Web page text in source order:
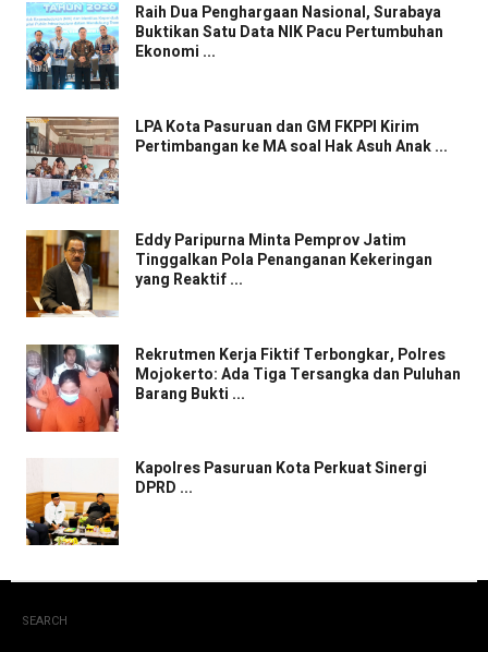
Raih Dua Penghargaan Nasional, Surabaya
Buktikan Satu Data NIK Pacu Pertumbuhan
Ekonomi ...
LPA Kota Pasuruan dan GM FKPPI Kirim
Pertimbangan ke MA soal Hak Asuh Anak ...
Eddy Paripurna Minta Pemprov Jatim
Tinggalkan Pola Penanganan Kekeringan
yang Reaktif ...
Rekrutmen Kerja Fiktif Terbongkar, Polres
Mojokerto: Ada Tiga Tersangka dan Puluhan
Barang Bukti ...
Kapolres Pasuruan Kota Perkuat Sinergi
DPRD ...
SEARCH